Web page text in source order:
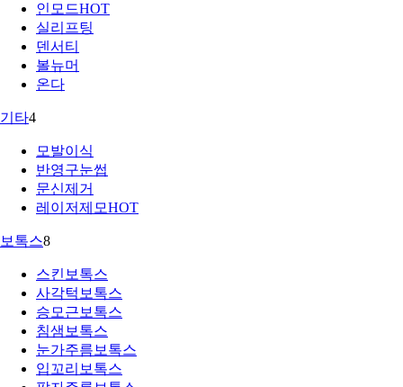
인모드HOT
실리프팅
덴서티
볼뉴머
온다
기타4
모발이식
반영구눈썹
문신제거
레이저제모HOT
보톡스8
스킨보톡스
사각턱보톡스
승모근보톡스
침샘보톡스
눈가주름보톡스
입꼬리보톡스